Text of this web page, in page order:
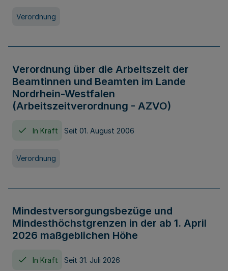
Verordnung
Verordnung über die Arbeitszeit der
Beamtinnen und Beamten im Lande
Nordrhein-Westfalen
(Arbeitszeitverordnung - AZVO)
In Kraft Seit 01. August 2006
Verordnung
Mindestversorgungsbezüge und
Mindesthöchstgrenzen in der ab 1. April
2026 maßgeblichen Höhe
In Kraft Seit 31. Juli 2026